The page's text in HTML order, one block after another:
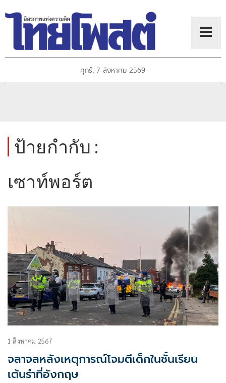
ศุกร์, 7 สิงหาคม 2569
ป้ายกำกับ :
เซาท์พอร์ต
1 สิงหาคม 2567
จลาจลหลังเหตุการณ์โจมตีเด็กในชั้นเรียน
เต้นรำที่อังกฤษ